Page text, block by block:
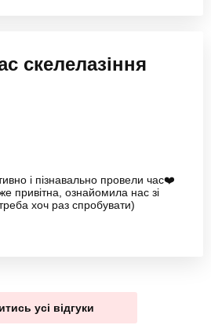
скелелазіння
і пізнавально провели час❤️
привітна, ознайомила нас зі
хоч раз спробувати)
усі відгуки